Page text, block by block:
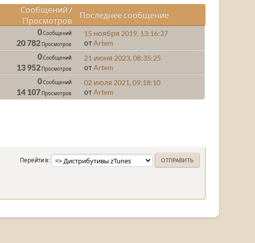
Сообщений /
Просмотров
Последнее сообщение
0Сообщений
20 782Просмотров
15 ноября 2019, 13:16:37
отArtem
0Сообщений
13 952Просмотров
21 июня 2023, 08:35:25
отArtem
0Сообщений
14 107 Просмотров
02 июля 2021, 09:18:10
отArtem
Перейти в